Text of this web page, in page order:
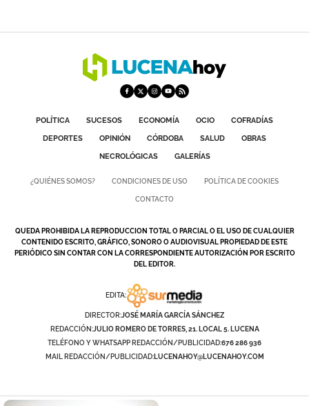
POLÍTICA SUCESOS ECONOMÍA OCIO
COFRADÍAS
DEPORTES
OPINIÓN CÓRDOBA SALUD
OBRAS
NECROLÓGICAS
GALERÍAS
¿QUIÉNES SOMOS? CONDICIONES DE USO POLÍTICA DE COOKIES
CONTACTO
QUEDA PROHIBIDA LA REPRODUCCION TOTAL O PARCIAL O EL USO DE CUALQUIER
CONTENIDO ESCRITO, GRÁFICO, SONORO O AUDIOVISUAL PROPIEDAD DE ESTE
PERIÓDICO SIN CONTAR CON LA CORRESPONDIENTE AUTORIZACIÓN POR ESCRITO
DEL EDITOR.
EDITA:
DIRECTOR:JOSÉ MARÍA GARCÍA SÁNCHEZ
REDACCIÓN:JULIO ROMERO DE TORRES, 21. LOCAL 5. LUCENA
TELÉFONO Y WHATSAPP REDACCIÓN/PUBLICIDAD:676 286 936
MAIL REDACCIÓN/PUBLICIDAD:LUCENAHOY@LUCENAHOY.COM